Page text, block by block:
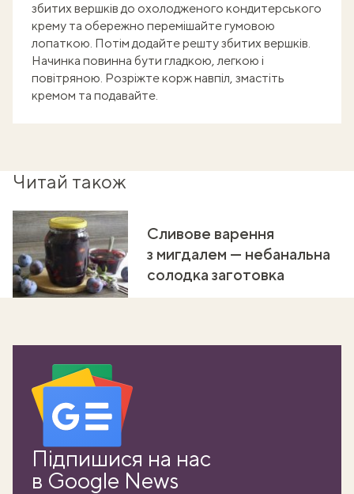
збитих вершків до охолодженого кондитерського
крему та обережно перемішайте гумовою
лопаткою. Потім додайте решту збитих вершків.
Начинка повинна бути гладкою, легкою і
повітряною. Розріжте корж навпіл, змастіть
кремом та подавайте.
Читай також
Сливове варення
з мигдалем — небанальна
солодка заготовка
Підпишися на нас
в Google News